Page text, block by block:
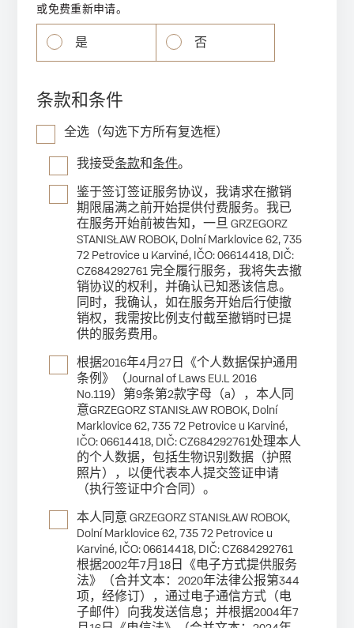
或免费重新申请。
是 否
条款和条件
全选（勾选下方所有复选框）
我接受条款和条件。
鉴于签订签证服务协议，我请求在撤销
期限届满之前开始提供付费服务。我已
在服务开始前被告知，一旦 GRZEGORZ
STANISŁAW ROBOK, Dolní Marklovice 62, 735
72 Petrovice u Karviné, IČO: 06614418, DIČ:
CZ684292761 完全履行服务，我将失去撤
销协议的权利，并确认已知悉该信息。
同时，我确认，如在服务开始后行使撤
销权，我需按比例支付截至撤销时已提
供的服务费用。
根据2016年4月27日《个人数据保护通用
条例》（Journal of Laws EU.L 2016
No.119）第9条第2款字母（a），本人同
意GRZEGORZ STANISŁAW ROBOK, Dolní
Marklovice 62, 735 72 Petrovice u Karviné,
IČO: 06614418, DIČ: CZ684292761处理本人
的个人数据，包括生物识别数据（护照
照片），以便代表本人提交签证申请
（执行签证中介合同）。
本人同意 GRZEGORZ STANISŁAW ROBOK,
Dolní Marklovice 62, 735 72 Petrovice u
Karviné, IČO: 06614418, DIČ: CZ684292761
根据2002年7月18日《电子方式提供服务
法》（合并文本：2020年法律公报第344
项，经修订），通过电子通信方式（电
子邮件）向我发送信息；并根据2004年7